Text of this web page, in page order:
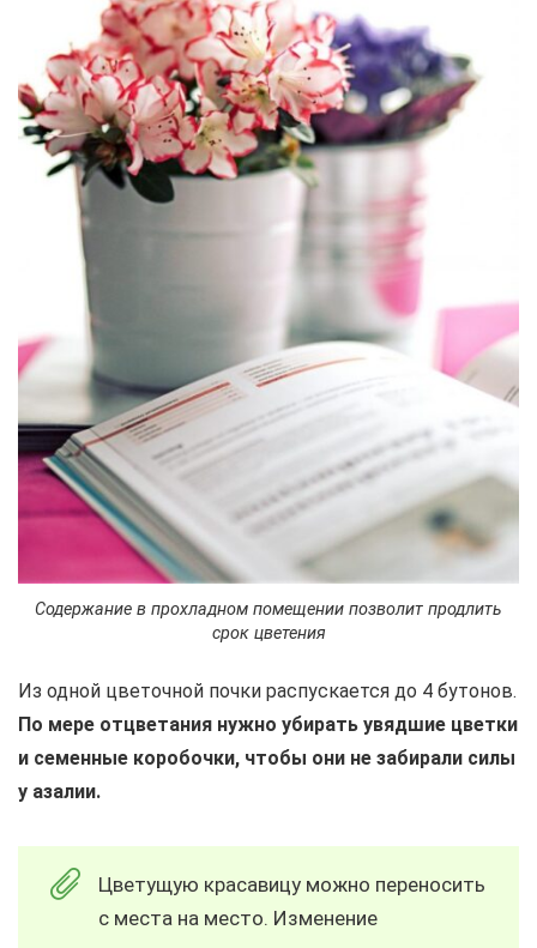
Содержание в прохладном помещении позволит продлить
срок цветения
Из одной цветочной почки распускается до 4 бутонов.
По мере отцветания нужно убирать увядшие цветки
и семенные коробочки, чтобы они не забирали силы
у азалии.
Цветущую красавицу можно переносить
с места на место. Изменение